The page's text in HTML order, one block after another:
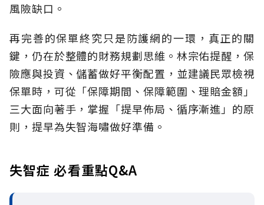
風險缺口。
再完善的保單終究只是防護網的一環，真正的關
鍵，仍在於整體的財務規劃思維。 林宗佑提醒，保
險應與投資、儲蓄做好平衡配置，並建議民眾檢視
保單時，可從「保障期間、保障範圍、理賠金額」
三大面向著手，掌握「提早佈局、循序漸進」的原
則，提早為失智海嘯做好準備。
失智症 必看重點Q&A